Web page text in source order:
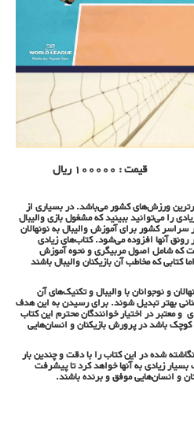
: 100000 ریال
ورزش‌های کشور می‌باشد. در بسیاری از
را می‌توانید ببینید که مشغول بازی والیبال
کشور برای آموزش والیبال به نونهالان
آنها افزوده می‌شود. کتاب‌های زیادی
که شامل اصول مربیگری و نحوه آموزش
کتابی که مخاطب آن بازیکنان والیبال باشند
و نوجوانان با والیبال و تکنیک‌های آن
بهتر تبدیل شوند. برای رسیدن به این هدف
معتبر در اختیار خوانندگان محترم این کتاب
کوچک باشد در پرورش بازیکنان و انسان‌هایی
شده در این کتاب را با دقت و چندین بار
زیادی به آنها خواهد کرد تا پیشرفت
و انسان‌هایی موفق و برنده باشند.